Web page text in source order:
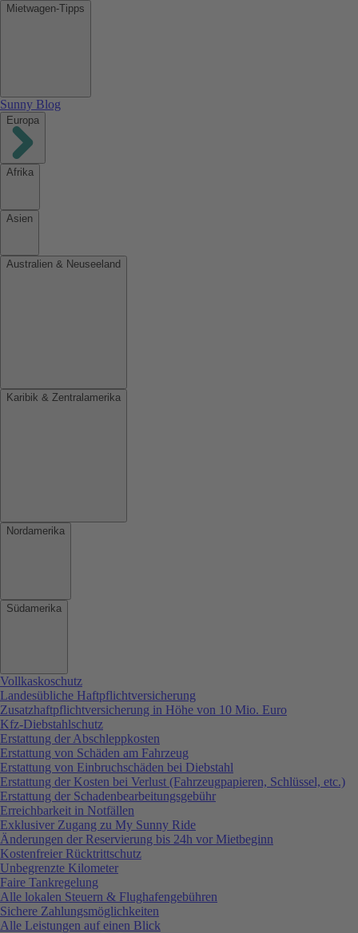
Mietwagen-Tipps
Sunny Blog
Europa
Afrika
Asien
Australien & Neuseeland
Karibik & Zentralamerika
Nordamerika
Südamerika
Vollkaskoschutz
Landesübliche Haftpflichtversicherung
Zusatzhaftpflichtversicherung in Höhe von 10 Mio. Euro
Kfz-Diebstahlschutz
Erstattung der Abschleppkosten
Erstattung von Schäden am Fahrzeug
Erstattung von Einbruchschäden bei Diebstahl
Erstattung der Kosten bei Verlust (Fahrzeugpapieren, Schlüssel, etc.)
Erstattung der Schadenbearbeitungsgebühr
Erreichbarkeit in Notfällen
Exklusiver Zugang zu My Sunny Ride
Änderungen der Reservierung bis 24h vor Mietbeginn
Kostenfreier Rücktrittschutz
Unbegrenzte Kilometer
Faire Tankregelung
Alle lokalen Steuern & Flughafengebühren
Sichere Zahlungsmöglichkeiten
Alle Leistungen auf einen Blick